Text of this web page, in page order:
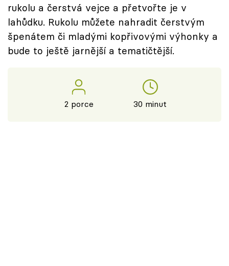
Přihlášení
Sledujte nás
rukolu a čerstvá vejce a přetvořte je v
lahůdku. Rukolu můžete nahradit čerstvým
špenátem či mladými kopřivovými výhonky a
bude to ještě jarnější a tematičtější.
2 porce 30 minut